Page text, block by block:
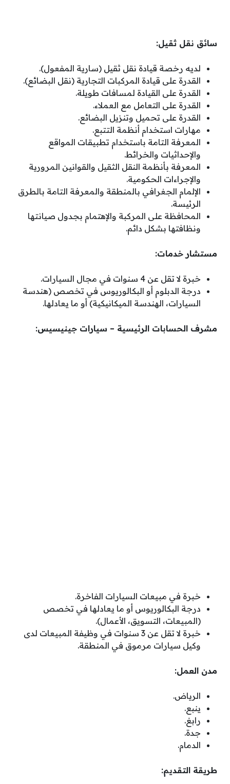
سائق نقل ثقيل:
لديه رخصة قيادة نقل ثقيل (سارية المفعول).
القدرة على قيادة المركبات التجارية (نقل البضائع).
القدرة على القيادة لمسافات طويلة.
القدرة على التعامل مع العملاء.
القدرة على تحميل وتنزيل البضائع.
مهارات استخدام أنظمة التتبع.
المعرفة التامة باستخدام تطبيقات المواقع
والإحداثيات والخرائط.
المعرفة بأنظمة النقل الثقيل والقوانين المرورية
والإجراءات الحكومية.
الإلمام الجغرافي بالمنطقة والمعرفة التامة بالطرق
الرئيسة.
المحافظة على المركبة والإهتمام بجدول صيانتها
ونظافتها بشكل دائم.
مستشار خدمات:
خبرة لا تقل عن 4 سنوات في مجال السيارات.
درجة الدبلوم أو البكالوريوس في تخصص (هندسة
السيارات، الهندسة الميكانيكية) أو ما يعادلها.
مشرف الحسابات الرئيسية – سيارات جينيسيس:
خبرة في مبيعات السيارات الفاخرة.
درجة البكالوريوس أو ما يعادلها في تخصص
(المبيعات، التسويق، الأعمال).
خبرة لا تقل عن 3 سنوات في وظيفة المبيعات لدى
وكيل سيارات مرموق في المنطقة.
مدن العمل:
الرياض.
ينبع.
رابغ.
جدة.
الدمام.
طريقة التقديم: